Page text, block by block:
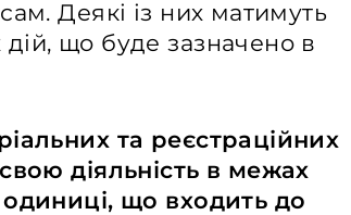
Деякі із них матимуть
що буде зазначено в
та реєстраційних
діяльність в межах
одиниці, що входить до